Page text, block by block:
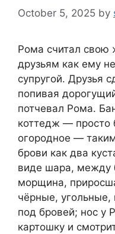
October 5, 2025 by
Рома считал свою
друзьям как ему
супругой. Друзья
попивая
потчевал Рома.
коттедж — просто
огородное —
брови как два
виде шара, между
морщина,
чёрные, угольные,
под бровей; нос у
картошку и